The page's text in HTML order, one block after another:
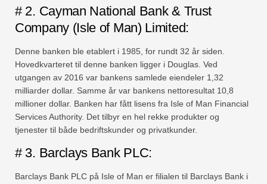
# 2. Cayman National Bank & Trust
Company (Isle of Man) Limited:
Denne banken ble etablert i 1985, for rundt 32 år siden.
Hovedkvarteret til denne banken ligger i Douglas. Ved
utgangen av 2016 var bankens samlede eiendeler 1,32
milliarder dollar. Samme år var bankens nettoresultat 10,8
millioner dollar. Banken har fått lisens fra Isle of Man Financial
Services Authority. Det tilbyr en hel rekke produkter og
tjenester til både bedriftskunder og privatkunder.
# 3. Barclays Bank PLC:
Barclays Bank PLC på Isle of Man er filialen til Barclays Bank i